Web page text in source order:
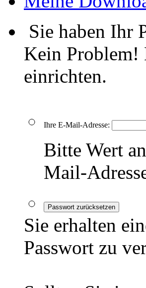
Sie haben Ihr
Kein Problem!
einrichten.
Ihre E-Mail-Adresse:
Bitte Wert
Mail-
Passwort zurücksetzen
Sie erhalten
Passwort zu